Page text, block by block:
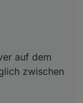
auf dem
zwischen